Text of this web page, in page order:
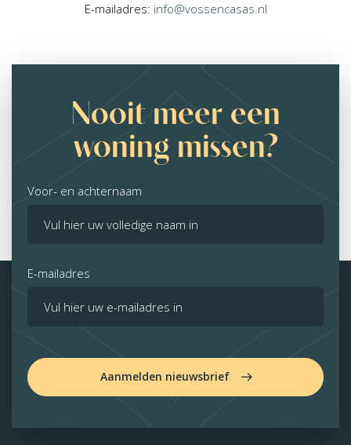
E-mailadres: info@vossencasas.nl
Nooit meer een
woning missen?
Voor- en achternaam
E-mailadres
Aanmelden nieuwsbrief